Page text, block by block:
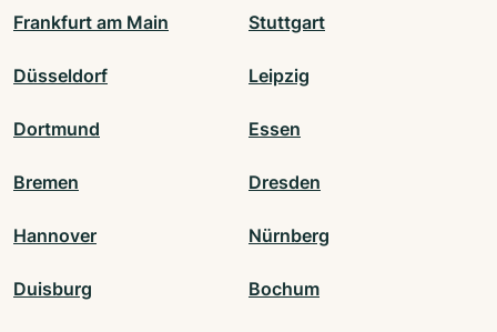
Frankfurt am Main Stuttgart
Düsseldorf Leipzig
Dortmund Essen
Bremen Dresden
Hannover Nürnberg
Duisburg Bochum